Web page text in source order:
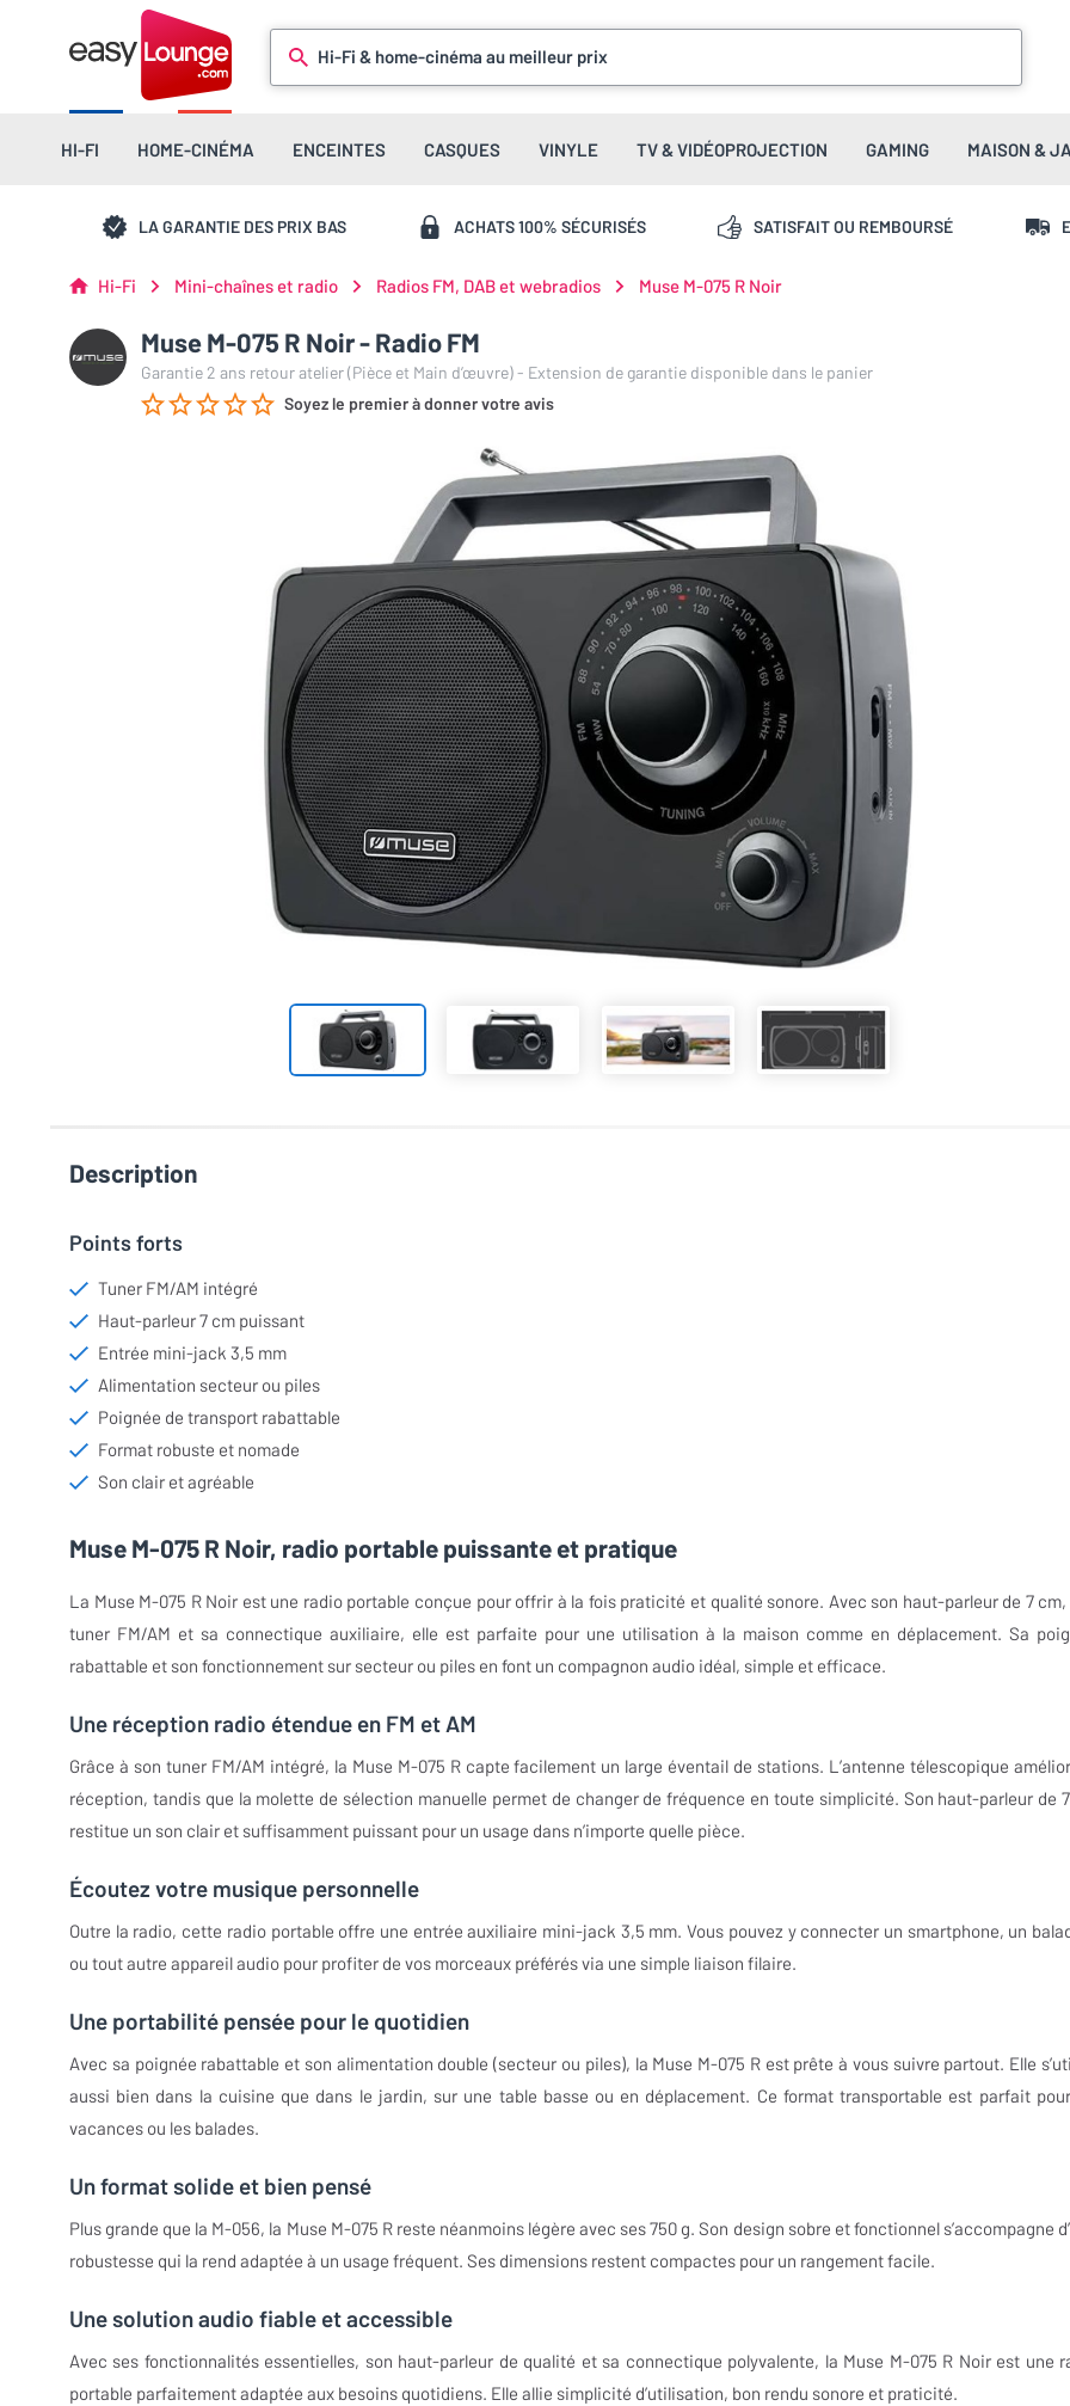
Hi-Fi & home-cinéma au meilleur prix
HI-FI HOME-CINÉMA ENCEINTES CASQUES VINYLE TV & VIDÉOPROJECTION GAMING MAISON &
LA GARANTIE DES PRIX BAS ACHATS 100% SÉCURISÉS SATISFAIT OU REMBOURSÉ
Hi-Fi Mini-chaînes et radio Radios FM, DAB et webradios Muse M-075 R Noir
Muse M-075 R Noir - Radio FM
Garantie 2 ans retour atelier (Pièce et Main d’œuvre) - Extension de garantie disponible dans le panier
Soyez le premier à donner votre avis
Description
Points forts
Tuner FM/AM intégré
Haut-parleur 7 cm puissant
Entrée mini-jack 3,5 mm
Alimentation secteur ou piles
Poignée de transport rabattable
Format robuste et nomade
Son clair et agréable
Muse M-075 R Noir, radio portable puissante et pratique
La Muse M-075 R Noir est une radio portable conçue pour offrir à la fois praticité et qualité sonore. Avec son haut-parleur de 7 cm,
tuner FM/AM et sa connectique auxiliaire, elle est parfaite pour une utilisation à la maison comme en déplacement. Sa
rabattable et son fonctionnement sur secteur ou piles en font un compagnon audio idéal, simple et efficace.
Une réception radio étendue en FM et AM
Grâce à son tuner FM/AM intégré, la Muse M-075 R capte facilement un large éventail de stations. L’antenne télescopique
réception, tandis que la molette de sélection manuelle permet de changer de fréquence en toute simplicité. Son haut-parleur de
restitue un son clair et suffisamment puissant pour un usage dans n’importe quelle pièce.
Écoutez votre musique personnelle
Outre la radio, cette radio portable offre une entrée auxiliaire mini-jack 3,5 mm. Vous pouvez y connecter un smartphone, un
ou tout autre appareil audio pour profiter de vos morceaux préférés via une simple liaison filaire.
Une portabilité pensée pour le quotidien
Avec sa poignée rabattable et son alimentation double (secteur ou piles), la Muse M-075 R est prête à vous suivre partout. Elle
aussi bien dans la cuisine que dans le jardin, sur une table basse ou en déplacement. Ce format transportable est parfait
vacances ou les balades.
Un format solide et bien pensé
Plus grande que la M-056, la Muse M-075 R reste néanmoins légère avec ses 750 g. Son design sobre et fonctionnel s’accompagne
robustesse qui la rend adaptée à un usage fréquent. Ses dimensions restent compactes pour un rangement facile.
Une solution audio fiable et accessible
Avec ses fonctionnalités essentielles, son haut-parleur de qualité et sa connectique polyvalente, la Muse M-075 R Noir est une
portable parfaitement adaptée aux besoins quotidiens. Elle allie simplicité d’utilisation, bon rendu sonore et praticité.